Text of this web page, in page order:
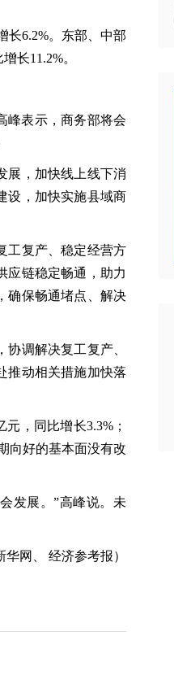
长6.2%。东部、中部
长11.2%。
峰表示，商务部将会
展，加快线上线下消
设，加快实施县域商
工复产、稳定经营方
应链稳定畅通，助力
确保畅通堵点、解决
调解决复工复产、
推动相关措施加快落
，同比增长3.3%；
向好的基本面没有改
发展。”高峰说。未
华网、 经济参考报）